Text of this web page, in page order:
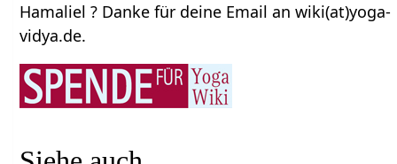
Hamaliel ? Danke für deine Email an wiki(at)yoga-
vidya.de.